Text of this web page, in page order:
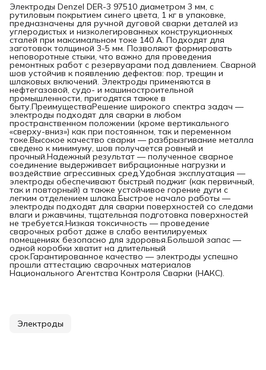
Электроды Denzel DER-3 97510 диаметром 3 мм, с
рутиловым покрытием синего цвета, 1 кг в упаковке,
предназначены для ручной дуговой сварки деталей из
углеродистых и низколегированных конструкционных
сталей при максимальном токе 140 А. Подходят для
заготовок толщиной 3-5 мм. Позволяют формировать
неповоротные стыки, что важно для проведения
ремонтных работ с резервуарами под давлением. Сварной
шов устойчив к появлению дефектов: пор, трещин и
шлаковых включений. Электроды применяются в
нефтегазовой, судо- и машиностроительной
промышленности, пригодятся также в
быту.ПреимуществаРешение широкого спектра задач —
электроды подходят для сварки в любом
пространственном положении (кроме вертикального
«сверху-вниз») как при постоянном, так и переменном
токе.Высокое качество сварки — разбрызгивание металла
сведено к минимуму, шов получается ровный и
прочный.Надежный результат — полученное сварное
соединение выдерживает вибрационные нагрузки и
воздействие агрессивных сред.Удобная эксплуатация —
электроды обеспечивают быстрый поджиг (как первичный,
так и повторный) а также устойчивое горение дуги с
легким отделением шлака.Быстрое начало работы —
электроды подходят для сварки поверхностей со следами
влаги и ржавчины, тщательная подготовка поверхностей
не требуется.Низкая токсичность — проведение
сварочных работ даже в слабо вентилируемых
помещениях безопасно для здоровья.Большой запас —
одной коробки хватит на длительный
срок.Гарантированное качество — электроды успешно
прошли аттестацию сварочных материалов
Национального Агентства Контроля Сварки (НАКС).
Электроды